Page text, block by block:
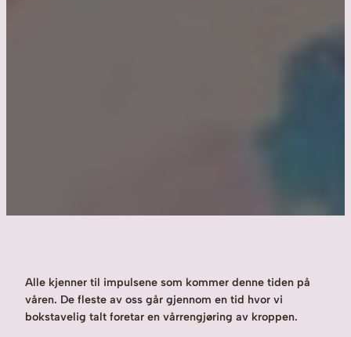
Alle kjenner til impulsene som kommer denne tiden på
våren. De fleste av oss går gjennom en tid hvor vi
bokstavelig talt foretar en vårrengjøring av kroppen.